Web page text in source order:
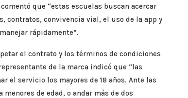
que “estas escuelas buscan acercar
contratos, convivencia vial, el uso de la app y
rápidamente”.
el contrato y los términos de condiciones
de la marca indicó que “las
el servicio los mayores de 18 años. Ante las
de edad, o andar más de dos